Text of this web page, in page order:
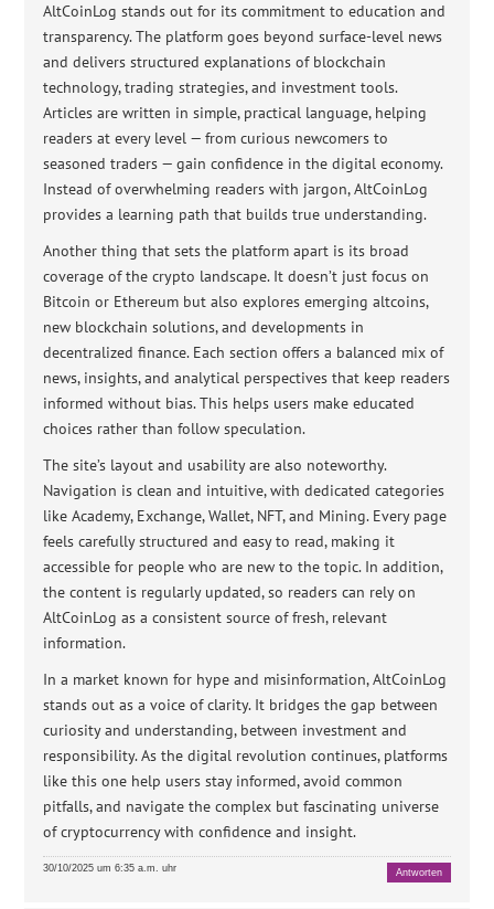
AltCoinLog stands out for its commitment to education and
transparency. The platform goes beyond surface-level news
and delivers structured explanations of blockchain
technology, trading strategies, and investment tools.
Articles are written in simple, practical language, helping
readers at every level — from curious newcomers to
seasoned traders — gain confidence in the digital economy.
Instead of overwhelming readers with jargon, AltCoinLog
provides a learning path that builds true understanding.
Another thing that sets the platform apart is its broad
coverage of the crypto landscape. It doesn’t just focus on
Bitcoin or Ethereum but also explores emerging altcoins,
new blockchain solutions, and developments in
decentralized finance. Each section offers a balanced mix of
news, insights, and analytical perspectives that keep readers
informed without bias. This helps users make educated
choices rather than follow speculation.
The site’s layout and usability are also noteworthy.
Navigation is clean and intuitive, with dedicated categories
like Academy, Exchange, Wallet, NFT, and Mining. Every page
feels carefully structured and easy to read, making it
accessible for people who are new to the topic. In addition,
the content is regularly updated, so readers can rely on
AltCoinLog as a consistent source of fresh, relevant
information.
In a market known for hype and misinformation, AltCoinLog
stands out as a voice of clarity. It bridges the gap between
curiosity and understanding, between investment and
responsibility. As the digital revolution continues, platforms
like this one help users stay informed, avoid common
pitfalls, and navigate the complex but fascinating universe
of cryptocurrency with confidence and insight.
30/10/2025 um 6:35 a.m. uhr Antworten